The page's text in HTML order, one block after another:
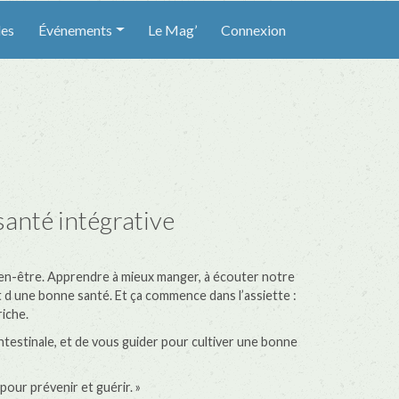
Événements Le Mag’ Connexion
intégrative
être. Apprendre à mieux manger, à écouter notre
une bonne santé. Et ça commence dans l’assiette :
et de vous guider pour cultiver une bonne
prévenir et guérir. »